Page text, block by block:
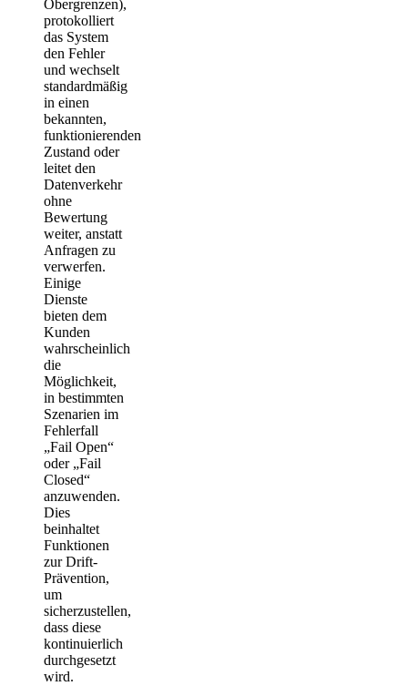
Obergrenzen),
protokolliert
das System
den Fehler
und wechselt
standardmäßig
in einen
bekannten,
funktionierenden
Zustand oder
leitet den
Datenverkehr
ohne
Bewertung
weiter, anstatt
Anfragen zu
verwerfen.
Einige
Dienste
bieten dem
Kunden
wahrscheinlich
die
Möglichkeit,
in bestimmten
Szenarien im
Fehlerfall
„Fail Open“
oder „Fail
Closed“
anzuwenden.
Dies
beinhaltet
Funktionen
zur Drift-
Prävention,
um
sicherzustellen,
dass diese
kontinuierlich
durchgesetzt
wird.